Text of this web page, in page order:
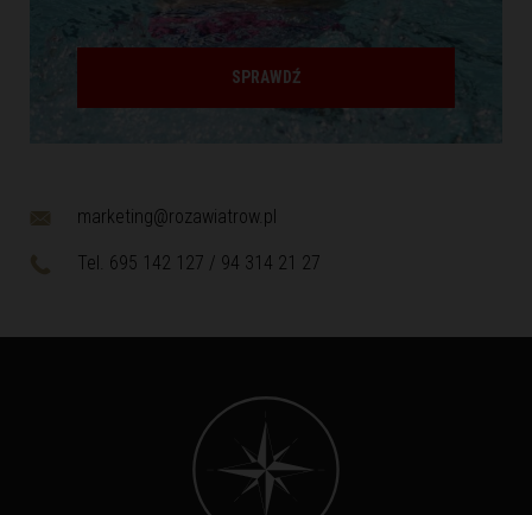
SPRAWDŹ
marketing@rozawiatrow.pl
Tel. 695 142 127 / 94 314 21 27